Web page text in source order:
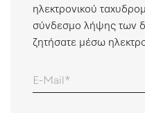
Αναζήτηση
ηλεκτρονικού
σύνδεσμο λήψης των
ζητήσατε μέσω
E-Mail